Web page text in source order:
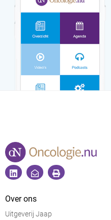
Over ons
Uitgeverij Jaap